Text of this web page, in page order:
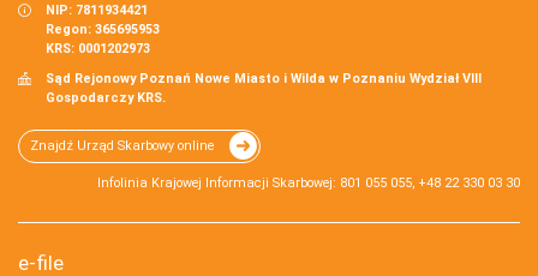
NIP: 7811934421
Regon: 365695953
KRS: 0001202973
Sąd Rejonowy Poznań Nowe Miasto i Wilda w Poznaniu Wydział VIII
Gospodarczy KRS.
Znajdź Urząd Skarbowy online
Infolinia Krajowej Informacji Skarbowej: 801 055 055, +48 22 330 03 30
e-file